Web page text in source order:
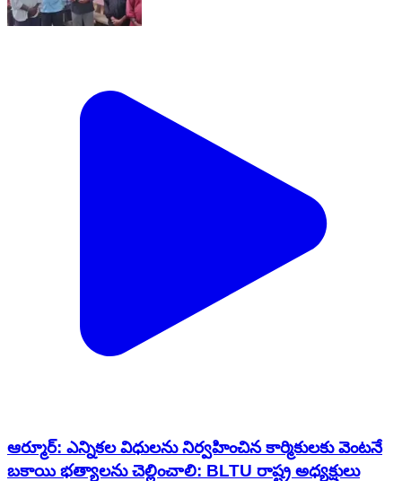
ఆర్మూర్: ఎన్నికల విధులను నిర్వహించిన కార్మికులకు వెంటనే
బకాయి భత్యాలను చెల్లించాలి: BLTU రాష్ట్ర అధ్యక్షులు